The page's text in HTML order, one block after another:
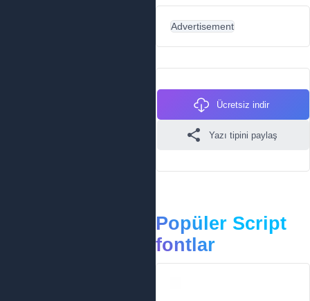
Advertisement
Ücretsiz indir
Yazı tipini paylaş
Popüler Script
fontlar